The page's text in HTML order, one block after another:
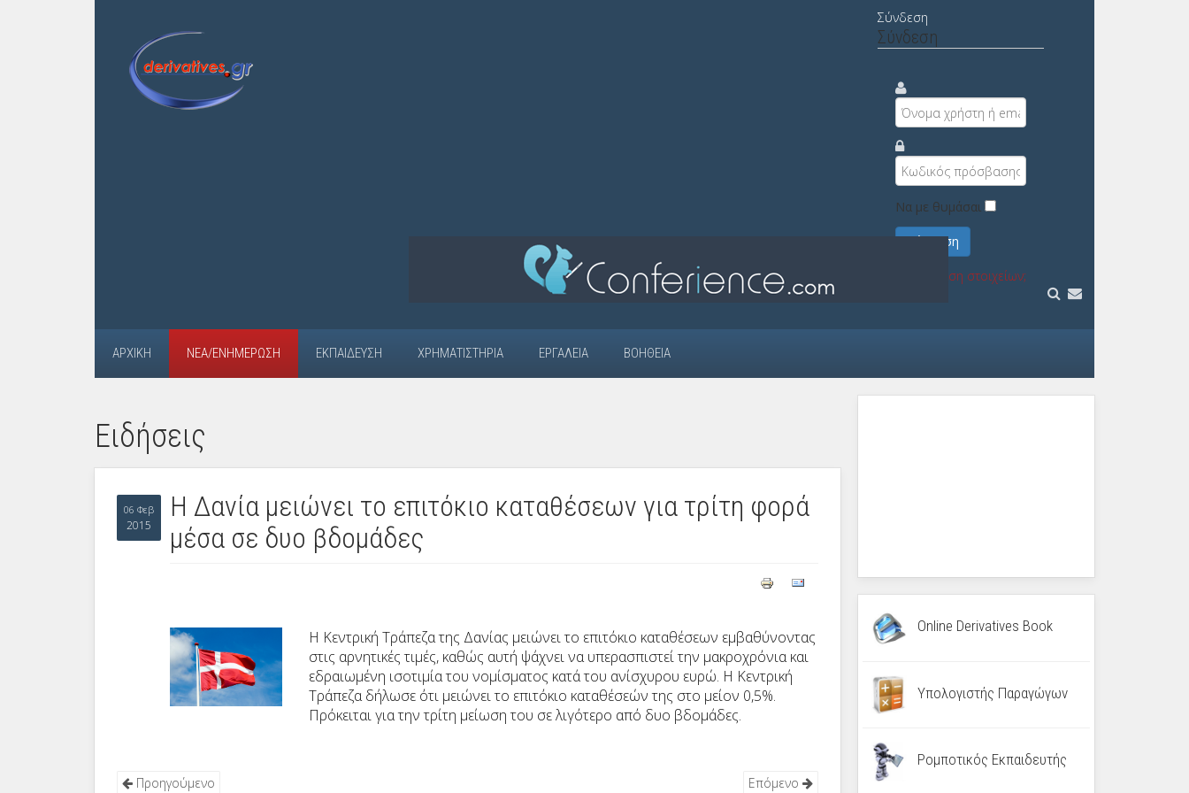
Σύνδεση
Σύνδεση
Να με θυμάσαι
Σύνδεση
Υπενθύμιση στοιχείων;
ΑΡΧΙΚΉ ΝΈΑ/ΕΝΗΜΈΡΩΣΗ ΕΚΠΑΊΔΕΥΣΗ ΧΡΗΜΑΤΙΣΤΉΡΙΑ ΕΡΓΑΛΕΊΑ ΒΟΉΘΕΙΑ
Ειδήσεις
06 Φεβ
2015
Η Δανία μειώνει το επιτόκιο καταθέσεων για τρίτη φορά
μέσα σε δυο βδομάδες
Η Κεντρική Τράπεζα της Δανίας μειώνει το επιτόκιο καταθέσεων εμβαθύνοντας
στις αρνητικές τιμές, καθώς αυτή ψάχνει να υπερασπιστείτην μακροχρόνια και
εδραιωμένη ισοτιμία του νομίσματος κατά του ανίσχυρου ευρώ. Η Κεντρική
Τράπεζα δήλωσε ότι μειώνει το επιτόκιο καταθέσεών της στο μείον 0,5%.
Πρόκειται για την τρίτη μείωση του σε λιγότερο από δυο βδομάδες.
Προηγούμενο Επόμενο
Online Derivatives Book
Υπολογιστής Παραγώγων
Ρομποτικός Εκπαιδευτής